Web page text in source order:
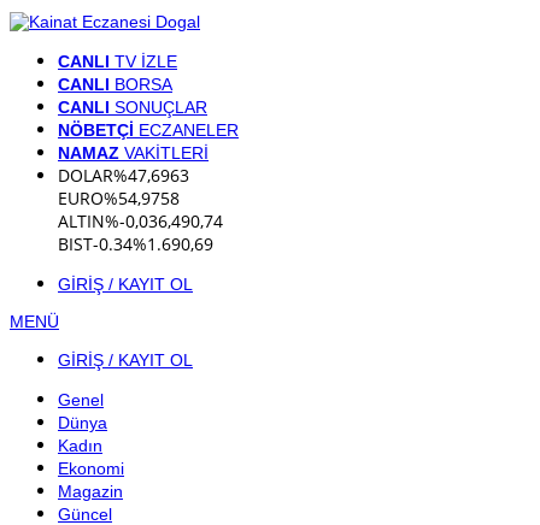
CANLI TV İZLE
CANLI BORSA
CANLI SONUÇLAR
NÖBETÇİ ECZANELER
NAMAZ VAKİTLERİ
DOLAR%47,6963
EURO%54,9758
ALTIN%-0,036,490,74
BIST-0.34%1.690,69
GİRİŞ / KAYIT OL
MENÜ
GİRİŞ / KAYIT OL
Genel
Dünya
Kadın
Ekonomi
Magazin
Güncel